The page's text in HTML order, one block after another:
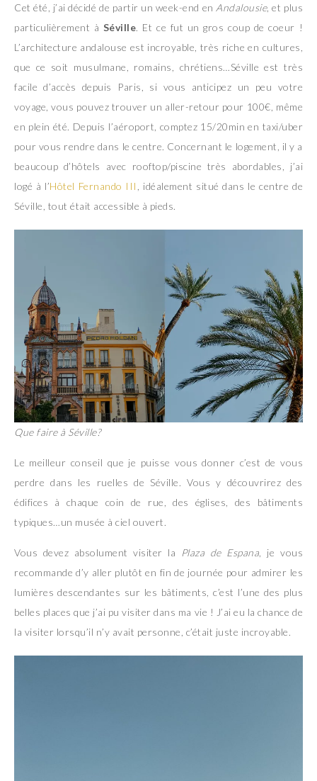
Cet été, j’ai décidé de partir un week-end en Andalousie, et plus
particulièrement à Séville. Et ce fut un gros coup de coeur !
L’architecture andalouse est incroyable, très riche en cultures,
que ce soit musulmane, romains, chrétiens…Séville est très
facile d’accès depuis Paris, si vous anticipez un peu votre
voyage, vous pouvez trouver un aller-retour pour 100€, même
en plein été. Depuis l’aéroport, comptez 15/20min en taxi/uber
pour vous rendre dans le centre. Concernant le logement, il y a
beaucoup d’hôtels avec rooftop/piscine très abordables, j’ai
logé à l’Hôtel Fernando III
, idéalement situé dans le centre de
Séville, tout était accessible à pieds.
Que faire à Séville?
Le meilleur conseil que je puisse vous donner c’est de vous
perdre dans les ruelles de Séville. Vous y découvrirez des
édifices à chaque coin de rue, des églises, des bâtiments
typiques…un musée à ciel ouvert.
Vous devez absolument visiter la Plaza de Espana , je vous
recommande d’y aller plutôt en fin de journée pour admirer les
lumières descendantes sur les bâtiments, c’est l’une des plus
belles places que j’ai pu visiter dans ma vie ! J’ai eu la chance de
la visiter lorsqu’il n’y avait personne, c’était juste incroyable.